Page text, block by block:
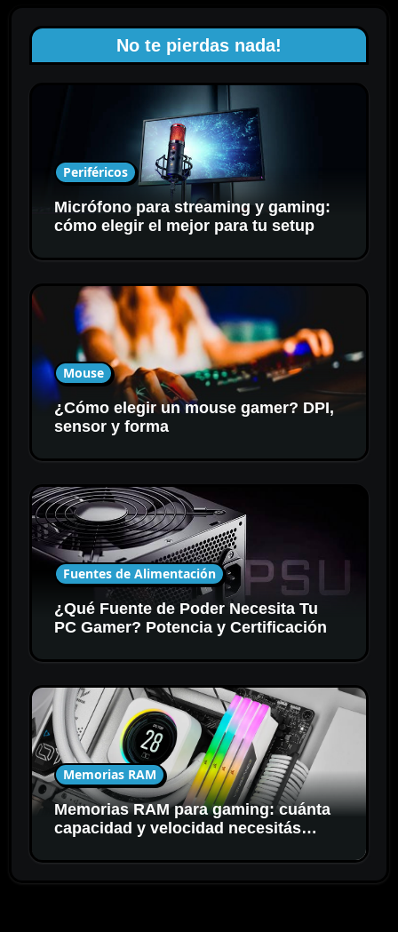
No te pierdas nada!
Periféricos
Micrófono para streaming y gaming:
cómo elegir el mejor para tu setup
Mouse
¿Cómo elegir un mouse gamer? DPI,
sensor y forma
Fuentes de Alimentación
¿Qué Fuente de Poder Necesita Tu
PC Gamer? Potencia y Certificación
Memorias RAM
Memorias RAM para gaming: cuánta
capacidad y velocidad necesitás